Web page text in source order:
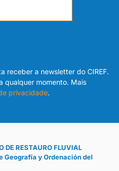
receber a newsletter do CIREF.
qualquer momento. Mais
privacidade.
DE RESTAURO FLUVIAL
Geografía y Ordenación del